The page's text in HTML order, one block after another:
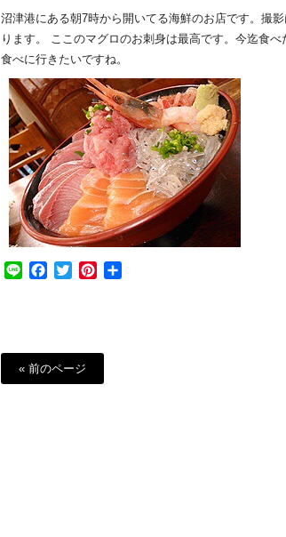
沼津港にある朝7時から開いてる海鮮のお店です。撮
ります。 ここのマグロのお刺身は最高です。今迄食
食べに行きたいですね。
Line Facebook
TwitterPinterest
« 前のページ